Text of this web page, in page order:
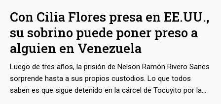
Con Cilia Flores presa en EE.UU.,
su sobrino puede poner preso a
alguien en Venezuela
Luego de tres años, la prisión de Nelson Ramón Rivero Sanes
sorprende hasta a sus propios custodios. Lo que todos
saben es que sigue detenido en la cárcel de Tocuyito por la